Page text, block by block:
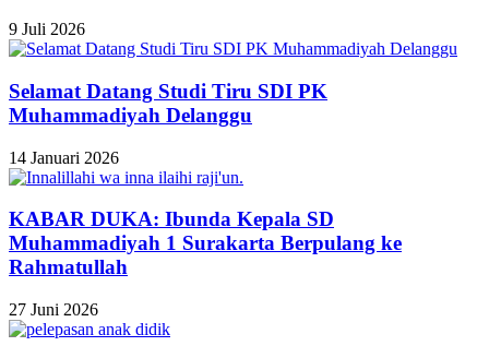
9 Juli 2026
Selamat Datang Studi Tiru SDI PK
Muhammadiyah Delanggu
14 Januari 2026
KABAR DUKA: Ibunda Kepala SD
Muhammadiyah 1 Surakarta Berpulang ke
Rahmatullah
27 Juni 2026